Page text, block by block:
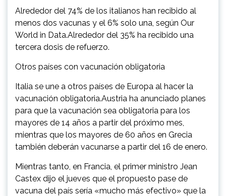
Alrededor del 74% de los italianos han recibido al
menos dos vacunas y el 6% solo una, según Our
World in Data.Alrededor del 35% ha recibido una
tercera dosis de refuerzo.
Otros países con vacunación obligatoria
Italia se une a otros países de Europa al hacer la
vacunación obligatoria.Austria ha anunciado planes
para que la vacunación sea obligatoria para los
mayores de 14 años a partir del próximo mes,
mientras que los mayores de 60 años en Grecia
también deberán vacunarse a partir del 16 de enero.
Mientras tanto, en Francia, el primer ministro Jean
Castex dijo el jueves que el propuesto pase de
vacuna del país sería «mucho más efectivo» que la